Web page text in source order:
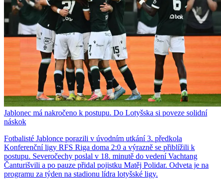
Jablonec má nakročeno k postupu. Do Lotyšska si poveze solidní
náskok
Fotbalisté Jablonce porazili v úvodním utkání 3. předkola
Konferenční ligy RFS Riga doma 2:0 a výrazně se přiblížili k
postupu. Severočechy poslal v 18. minutě do vedení Vachtang
Čanturišvili a po pauze přidal pojistku Matěj Polidar. Odveta je na
programu za týden na stadionu lídra lotyšské ligy.